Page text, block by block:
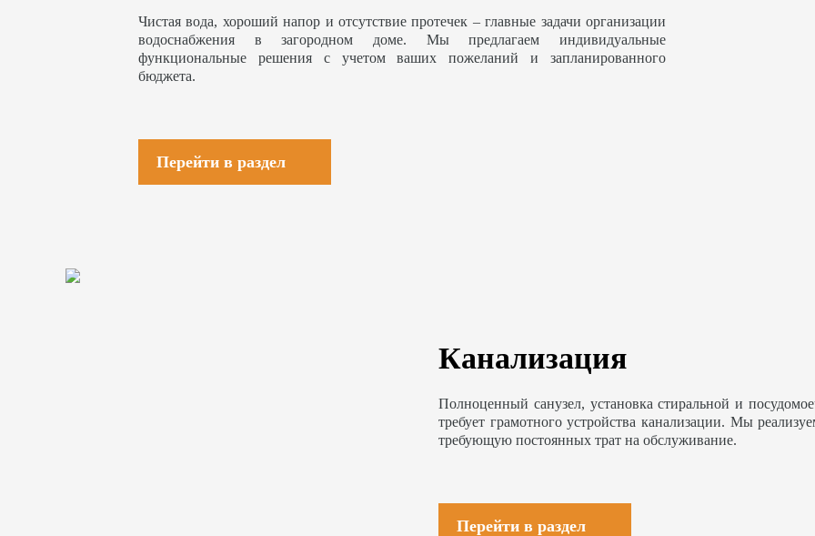
Чистая вода, хороший напор и отсутствие протечек – главные задачи организации
водоснабжения в загородном доме. Мы предлагаем индивидуальные
функциональные решения с учетом ваших пожеланий и запланированного
бюджета.
Перейти в раздел
Канализация
Полноценный санузел, установка стиральной и
требует грамотного устройства канализации. Мы
требующую постоянных трат на обслуживание.
Перейти в раздел